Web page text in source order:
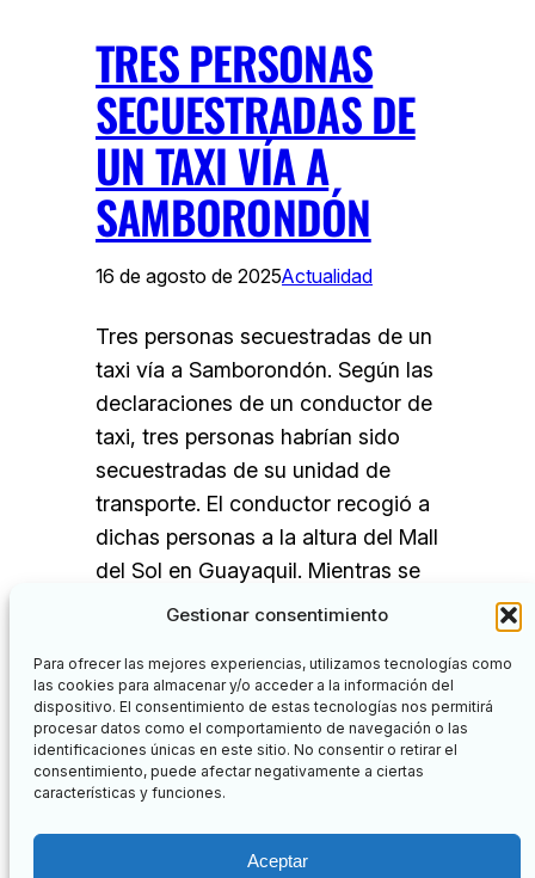
Gestionar consentimiento
Para ofrecer las mejores experiencias, utilizamos tecnologías como
las cookies para almacenar y/o acceder a la información del
dispositivo. El consentimiento de estas tecnologías nos permitirá
procesar datos como el comportamiento de navegación o las
identificaciones únicas en este sitio. No consentir o retirar el
consentimiento, puede afectar negativamente a ciertas
características y funciones.
Aceptar
TRES PERSONAS
SECUESTRADAS DE
UN TAXI VÍA A
SAMBORONDÓN
16 de agosto de 2025Actualidad
Tres personas secuestradas de un
taxi vía a Samborondón. Según las
declaraciones de un conductor de
taxi, tres personas habrían sido
secuestradas de su unidad de
transporte. El conductor recogió a
dichas personas a la altura del Mall
del Sol en Guayaquil. Mientras se
dirigía hacia la vía a Samborondón
Facebook
Twitter
Nuevos Aprendizajes